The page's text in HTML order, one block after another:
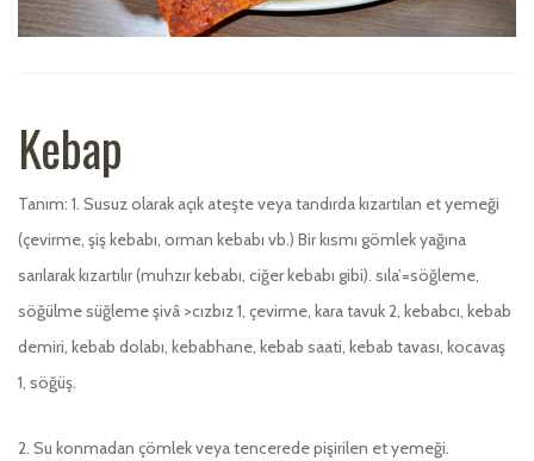
Kebap
Tanım: 1. Susuz olarak açık ateşte veya tandırda kızartılan et yemeği
(çevirme, şiş kebabı, orman kebabı vb.) Bir kısmı gömlek yağına
sarılarak kızartılır (muhzır kebabı, ciğer kebabı gibi). sıla’=söğleme,
söğülme süğleme şivâ >cızbız 1, çevirme, kara tavuk 2, kebabcı, kebab
demiri, kebab dolabı, kebabhane, kebab saati, kebab tavası, kocavaş
1, söğüş.
2. Su konmadan çömlek veya tencerede pişirilen et yemeği.